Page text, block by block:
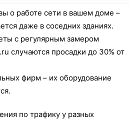
о работе сети в вашем доме –
даже в соседних зданиях.
с регулярным замером
случаются просадки до 30% от
фирм – их оборудование
по трафику у разных